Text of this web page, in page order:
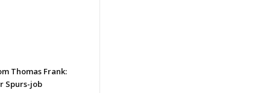
Thomas Frank:
Spurs-job